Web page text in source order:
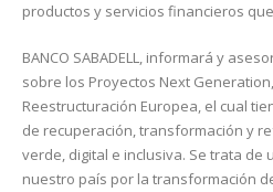
productos y servicios financieros que
BANCO SABADELL, informará y
sobre los Proyectos Next
Reestructuración Europea, el cual
de recuperación, transformación y
verde, digital e inclusiva. Se trata
nuestro país por la transformación